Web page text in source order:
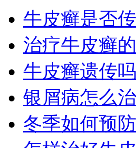
牛皮癣是否
治疗牛皮癣
牛皮癣遗传吗
银屑病怎么
冬季如何预